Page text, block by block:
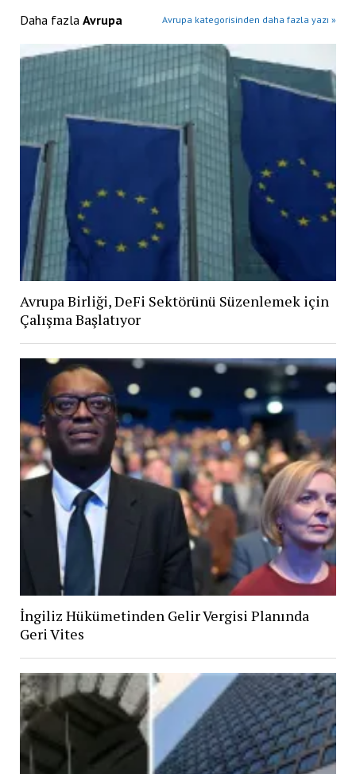
Daha fazla Avrupa Avrupa kategorisinden daha fazla yazı »
Avrupa Birliği, DeFi Sektörünü Süzenlemek için
Çalışma Başlatıyor
İngiliz Hükümetinden Gelir Vergisi Planında
Geri Vites